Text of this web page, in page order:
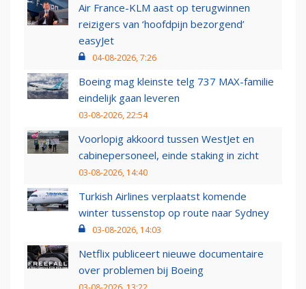
Air France-KLM aast op terugwinnen
reizigers van ‘hoofdpijn bezorgend’
easyJet
04-08-2026, 7:26
Boeing mag kleinste telg 737 MAX-familie
eindelijk gaan leveren
03-08-2026, 22:54
Voorlopig akkoord tussen WestJet en
cabinepersoneel, einde staking in zicht
03-08-2026, 14:40
Turkish Airlines verplaatst komende
winter tussenstop op route naar Sydney
03-08-2026, 14:03
Netflix publiceert nieuwe documentaire
over problemen bij Boeing